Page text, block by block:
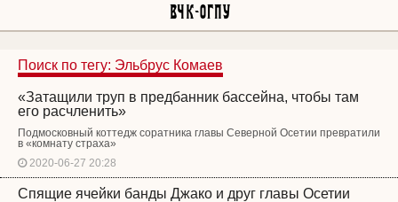
ВЧК-ОГПУ
Поиск по тегу: Эльбрус Комаев
«Затащили труп в предбанник бассейна, чтобы там
его расчленить»
Подмосковный коттедж соратника главы Северной Осетии превратили
в «комнату страха»
2020-06-27 20:28
Спящие ячейки банды Джако и друг главы Осетии